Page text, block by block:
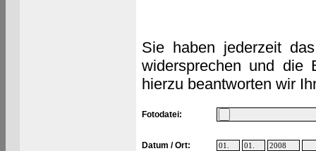
Sie haben jederzeit
widersprechen und die
hierzu beantworten wir
Fotodatei:
Datum / Ort: